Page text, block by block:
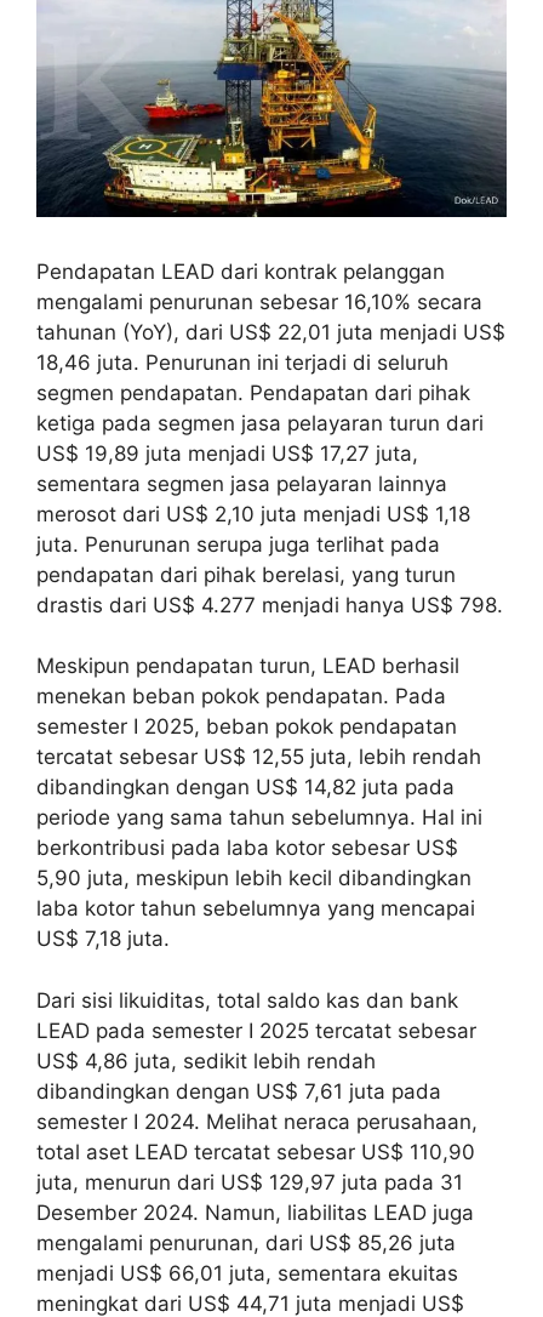
Pendapatan LEAD dari kontrak pelanggan
mengalami penurunan sebesar 16,10% secara
tahunan (YoY), dari US$ 22,01 juta menjadi US$
18,46 juta. Penurunan ini terjadi di seluruh
segmen pendapatan. Pendapatan dari pihak
ketiga pada segmen jasa pelayaran turun dari
US$ 19,89 juta menjadi US$ 17,27 juta,
sementara segmen jasa pelayaran lainnya
merosot dari US$ 2,10 juta menjadi US$ 1,18
juta. Penurunan serupa juga terlihat pada
pendapatan dari pihak berelasi, yang turun
drastis dari US$ 4.277 menjadi hanya US$ 798.
Meskipun pendapatan turun, LEAD berhasil
menekan beban pokok pendapatan. Pada
semester I 2025, beban pokok pendapatan
tercatat sebesar US$ 12,55 juta, lebih rendah
dibandingkan dengan US$ 14,82 juta pada
periode yang sama tahun sebelumnya. Hal ini
berkontribusi pada laba kotor sebesar US$
5,90 juta, meskipun lebih kecil dibandingkan
laba kotor tahun sebelumnya yang mencapai
US$ 7,18 juta.
Dari sisi likuiditas, total saldo kas dan bank
LEAD pada semester I 2025 tercatat sebesar
US$ 4,86 juta, sedikit lebih rendah
dibandingkan dengan US$ 7,61 juta pada
semester I 2024. Melihat neraca perusahaan,
total aset LEAD tercatat sebesar US$ 110,90
juta, menurun dari US$ 129,97 juta pada 31
Desember 2024. Namun, liabilitas LEAD juga
mengalami penurunan, dari US$ 85,26 juta
menjadi US$ 66,01 juta, sementara ekuitas
meningkat dari US$ 44,71 juta menjadi US$